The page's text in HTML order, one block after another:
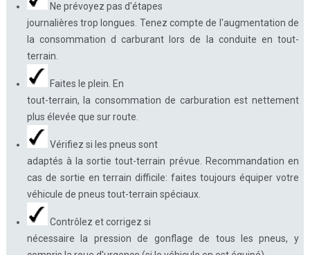
Ne prévoyez pas d'étapes
journalières trop longues. Tenez compte de l'augmentation de
la consommation d carburant lors de la conduite en tout-
terrain.
Faites le plein. En
tout-terrain, la consommation de carburation est nettement
plus élevée que sur route.
Vérifiez si les pneus sont
adaptés à la sortie tout-terrain prévue. Recommandation en
cas de sortie en terrain difficile: faites toujours équiper votre
véhicule de pneus tout-terrain spéciaux.
Contrôlez et corrigez si
nécessaire la pression de gonflage de tous les pneus, y